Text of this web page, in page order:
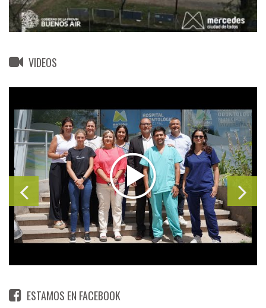
VIDEOS
ESTAMOS EN FACEBOOK